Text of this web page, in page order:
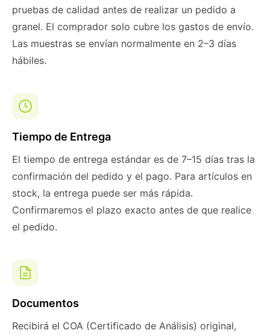
pruebas de calidad antes de realizar un pedido a
granel. El comprador solo cubre los gastos de envío.
Las muestras se envían normalmente en 2–3 días
hábiles.
Tiempo de Entrega
El tiempo de entrega estándar es de 7–15 días tras la
confirmación del pedido y el pago. Para artículos en
stock, la entrega puede ser más rápida.
Confirmaremos el plazo exacto antes de que realice
el pedido.
Documentos
Recibirá el COA (Certificado de Análisis) original,